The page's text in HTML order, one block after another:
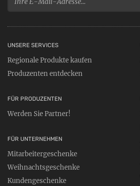
UNSERE SERVICES
Regionale Produkte kaufen
Produzenten entdecken
FÜR PRODUZENTEN
Werden Sie Partner!
FÜR UNTERNEHMEN
Mitarbeitergeschenke
Weihnachtsgeschenke
Kundengeschenke